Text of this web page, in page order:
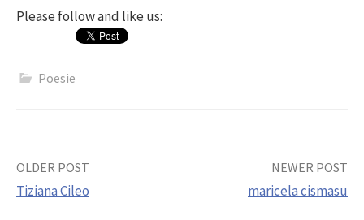
Please follow and like us:
Poesie
Post
OLDER POST
Tiziana Cileo
NEWER POST
maricela cismasu